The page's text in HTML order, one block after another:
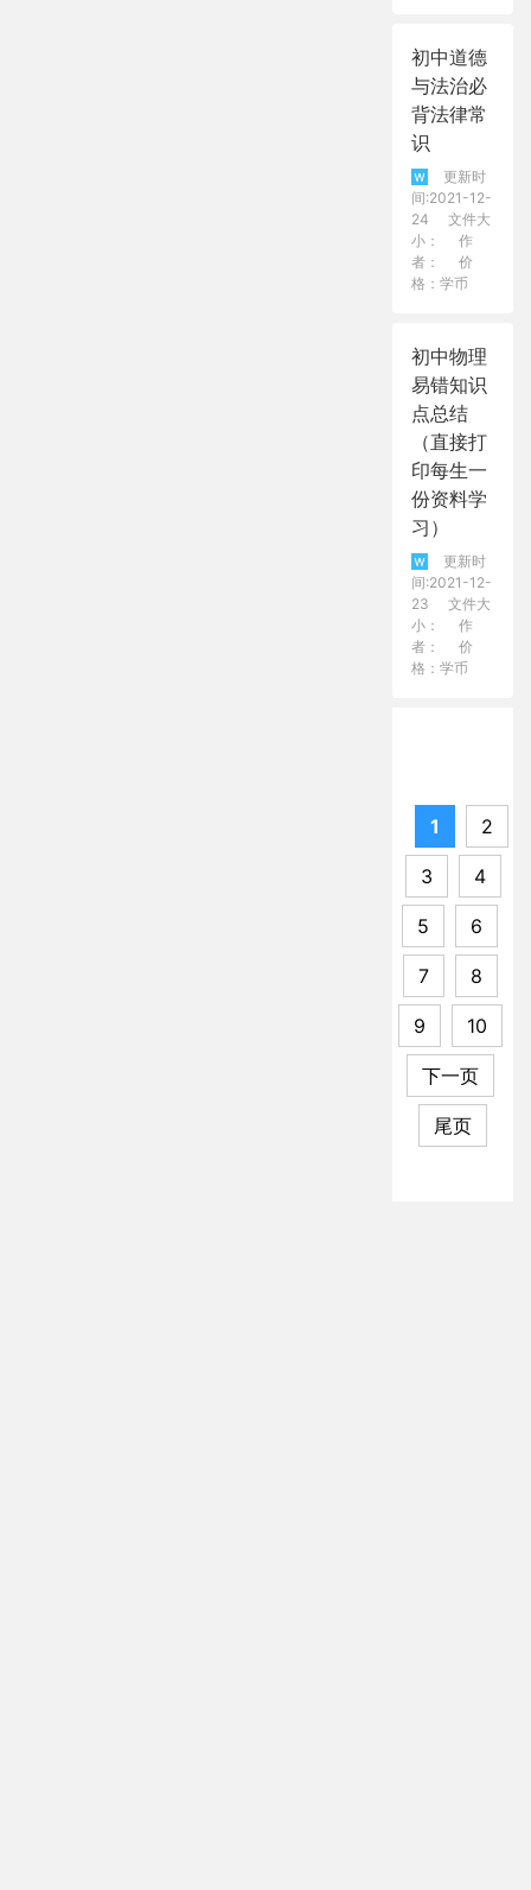
初中道德
与法治必
背法律常
识
更新时
间:2021-12-
24
文件大
小：
作
者：
价
格：学币
初中物理
易错知识
点总结
（直接打
印每生一
份资料学
习）
更新时
间:2021-12-
23
文件大
小：
作
者：
价
格：学币
412
1 2
3 4
5 6
7 8
9 10
下一页
尾页